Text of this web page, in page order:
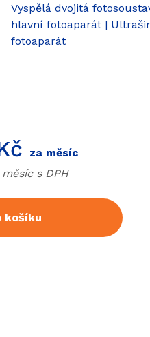
Vyspělá dvojitá
hlavní fotoaparát |
fotoaparát
za měsíc
měsíc s DPH
košíku